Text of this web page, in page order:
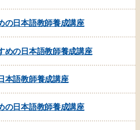
の日本語教師養成講座
めの日本語教師養成講座
本語教師養成講座
の日本語教師養成講座